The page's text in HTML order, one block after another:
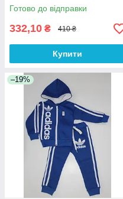
Готово до відправки
332,10 ₴ 410 ₴
Купити
–19%